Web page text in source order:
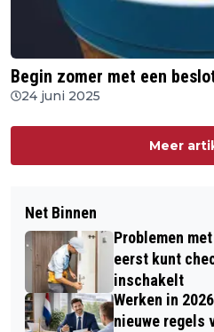
Begin zomer met een
24 juni 2025
Meer
Net Binnen
Problemen
eerst kunt
inschakelt
Werken in
nieuwe regels